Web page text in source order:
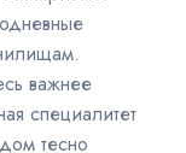
важнее
специалитет
тесно